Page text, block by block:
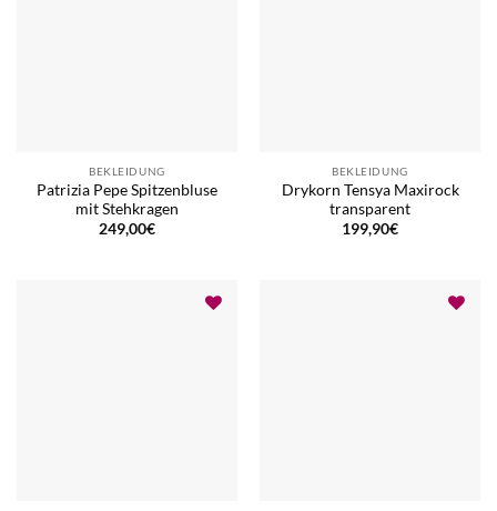
BEKLEIDUNG
Patrizia Pepe Spitzenbluse
mit Stehkragen
249,00€
BEKLEIDUNG
Drykorn Tensya Maxirock
transparent
199,90€